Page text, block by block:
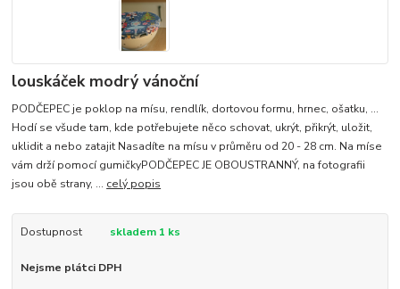
louskáček modrý vánoční
PODČEPEC je poklop na mísu, rendlík, dortovou formu, hrnec, ošatku, ...
Hodí se všude tam, kde potřebujete něco schovat, ukrýt, přikrýt, uložit,
uklidit a nebo zatajit Nasadíte na mísu v průměru od 20 - 28 cm. Na míse
vám drží pomocí gumičkyPODČEPEC JE OBOUSTRANNÝ, na fotografii
jsou obě strany, ... celý popis
Dostupnost skladem 1 ks
Nejsme plátci DPH